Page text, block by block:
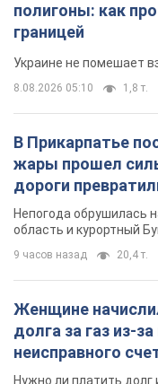
полигоны: как
границей
Украине не помешает
8.08.2026 05:10 1,8 т.
В Прикарпатье
жары прошел
дороги
Непогода обрушилась
область и курортный
9 часов назад 20,4 т.
Женщине
долга за газ из-
неисправного
вынес
Нужно ли платить долг